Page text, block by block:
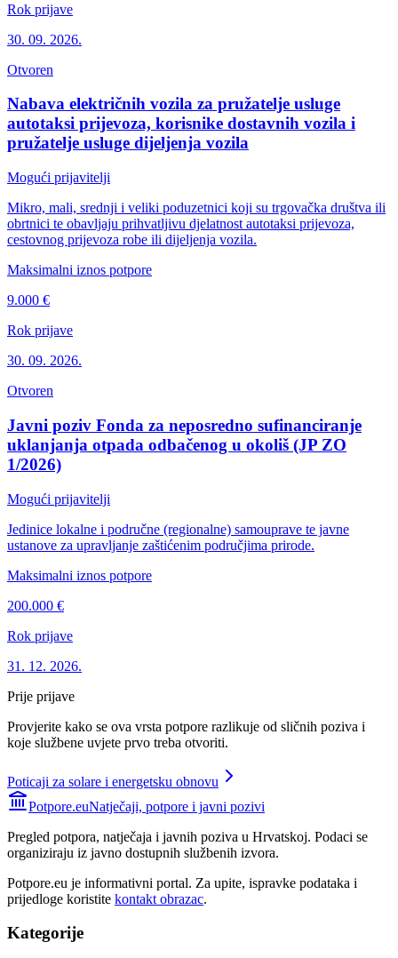
Rok prijave
30. 09. 2026.
Otvoren
Nabava električnih vozila za pružatelje usluge
autotaksi prijevoza, korisnike dostavnih vozila i
pružatelje usluge dijeljenja vozila
Mogući prijavitelji
Mikro, mali, srednji i veliki poduzetnici koji su trgovačka društva ili
obrtnici te obavljaju prihvatljivu djelatnost autotaksi prijevoza,
cestovnog prijevoza robe ili dijeljenja vozila.
Maksimalni iznos potpore
9.000 €
Rok prijave
30. 09. 2026.
Otvoren
Javni poziv Fonda za neposredno sufinanciranje
uklanjanja otpada odbačenog u okoliš (JP ZO
1/2026)
Mogući prijavitelji
Jedinice lokalne i područne (regionalne) samouprave te javne
ustanove za upravljanje zaštićenim područjima prirode.
Maksimalni iznos potpore
200.000 €
Rok prijave
31. 12. 2026.
Prije prijave
Provjerite kako se ova vrsta potpore razlikuje od sličnih poziva i
koje službene uvjete prvo treba otvoriti.
Poticaji za solare i energetsku obnovu
Potpore.euNatječaji, potpore i javni pozivi
Pregled potpora, natječaja i javnih poziva u Hrvatskoj. Podaci se
organiziraju iz javno dostupnih službenih izvora.
Potpore.eu je informativni portal. Za upite, ispravke podataka i
prijedloge koristite kontakt obrazac.
Kategorije